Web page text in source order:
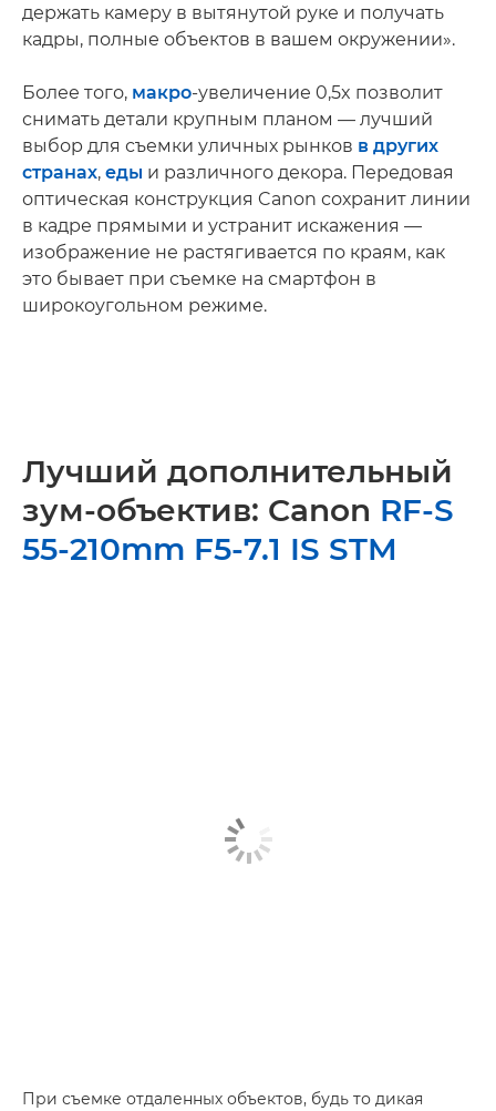
держать камеру в вытянутой руке и получать
кадры, полные объектов в вашем окружении».
Более того, макро-увеличение 0,5x позволит
снимать детали крупным планом — лучший
выбор для съемки уличных рынков в других
странах, еды и различного декора. Передовая
оптическая конструкция Canon сохранит линии
в кадре прямыми и устранит искажения —
изображение не растягивается по краям, как
это бывает при съемке на смартфон в
широкоугольном режиме.
Лучший дополнительный
зум-объектив: Canon RF-S
55-210mm F5-7.1 IS STM
При съемке отдаленных объектов, будь то дикая